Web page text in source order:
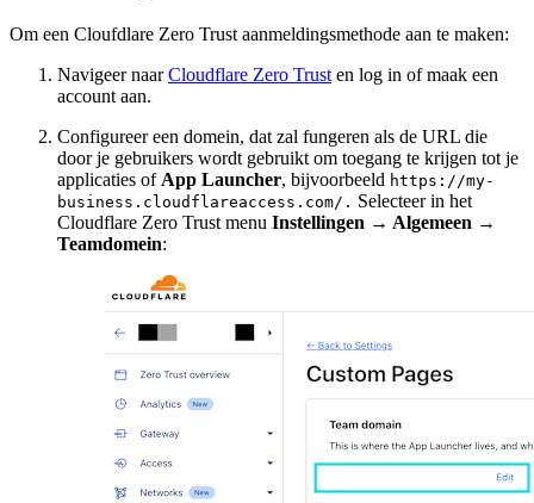
Om een Cloufdlare Zero Trust aanmeldingsmethode aan te maken:
Navigeer naarCloudflare Zero Trust en log in of maak een
account aan.
Configureer een domein, dat zal fungeren als de URL die
door je gebruikers wordt gebruikt om toegang te krijgen tot je
applicaties of App Launcher, bijvoorbeeld https://my-
business.cloudflareaccess.com/. Selecteer in het
Cloudflare Zero Trust menu Instellingen → Algemeen →
Teamdomein: